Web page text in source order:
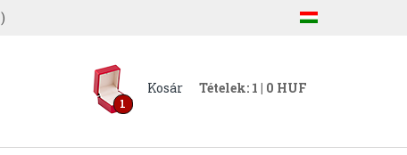
1
Kosár Tételek: 1 | 0 HUF